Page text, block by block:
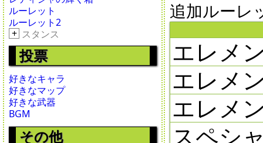
ルーレット
ルーレット2
+ スタンス
投票
好きなキャラ
好きなマップ
好きな武器
BGM
その他
追加ルーレ
エレメ
エレメ
エレメ
スペシ